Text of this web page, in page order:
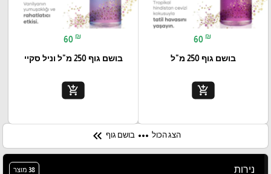
60 ₪
בושם גוף 250 מ"ל
add_shopping_cart
60 ₪
בושם גוף 250 מ"ל וניל סקיי
add_shopping_cart
הצג הכול more_horiz בושם גוף keyboard_double_arrow_left
נירות 38 מוצר